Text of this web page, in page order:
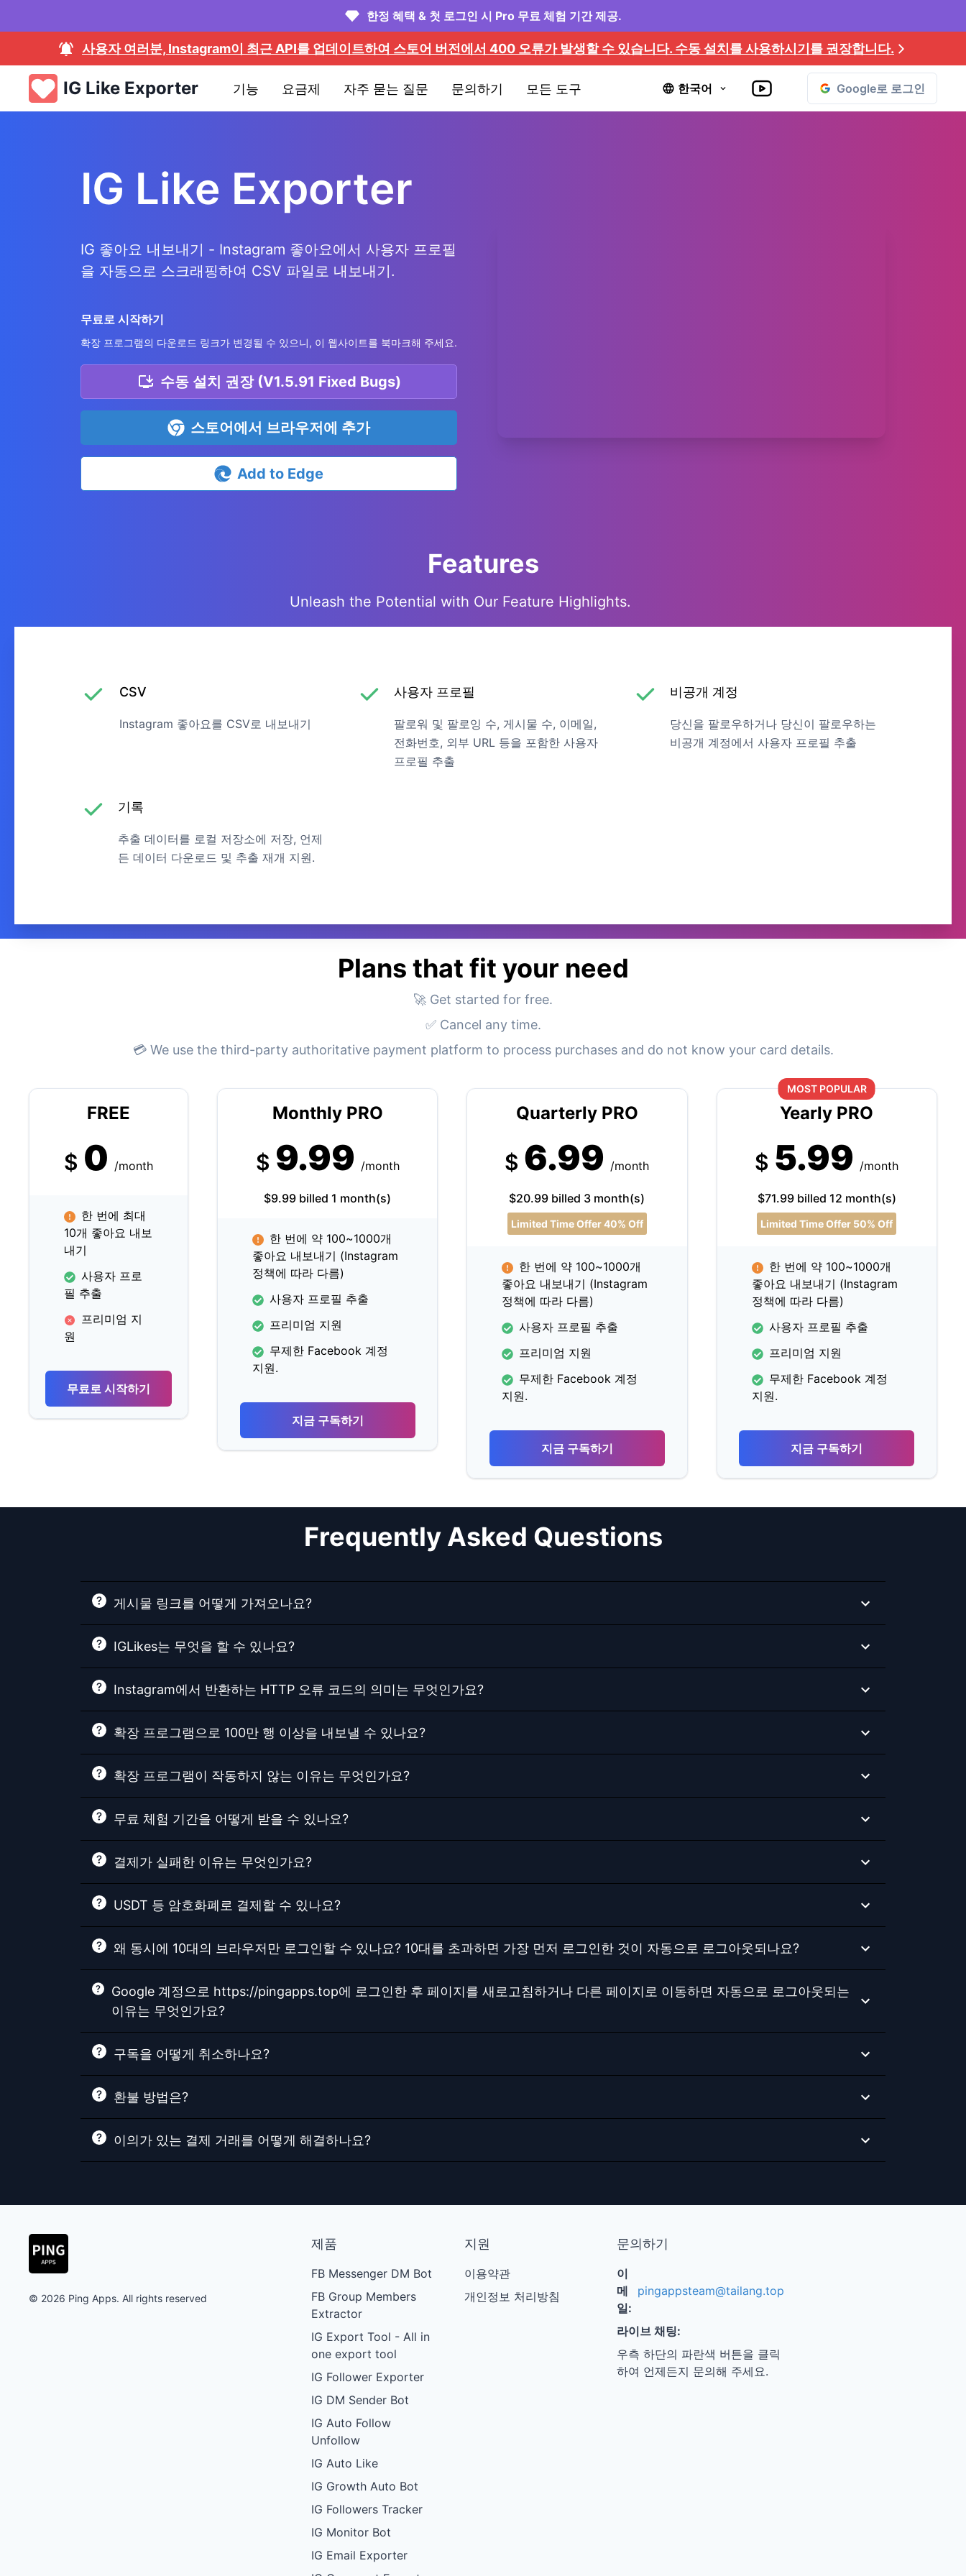
한정 혜택 & 첫 로그인 시 Pro 무료 체험 기간 제공.
사용자 여러분, Instagram이 최근 API를 업데이트하여 스토어 버전에서 400 오류가 발생할 수 있습니다. 수동 설치를 사용하시기를 권장합니다.
IG Like Exporter 기능 요금제 자주 묻는 질문 문의하기 모든 도구 한국어 Google로 로그인
IG Like Exporter
IG 좋아요 내보내기 - Instagram 좋아요에서 사용자 프로필
을 자동으로 스크래핑하여 CSV 파일로 내보내기.
무료로 시작하기
확장 프로그램의 다운로드 링크가 변경될 수 있으니, 이 웹사이트를 북마크해 주세요.
수동 설치 권장 (V1.5.91 Fixed Bugs)
스토어에서 브라우저에 추가
Add to Edge
Features
Unleash the Potential with Our Feature Highlights.
CSV
Instagram 좋아요를 CSV로 내보내기
사용자 프로필
팔로워 및 팔로잉 수, 게시물 수, 이메일,
전화번호, 외부 URL 등을 포함한 사용자
프로필 추출
비공개 계정
당신을 팔로우하거나 당신이 팔로우하는
비공개 계정에서 사용자 프로필 추출
기록
추출 데이터를 로컬 저장소에 저장, 언제
든 데이터 다운로드 및 추출 재개 지원.
Plans that fit your need
🚀 Get started for free.
✅ Cancel any time.
💳 We use the third-party authoritative payment platform to process purchases and do not know your card details.
FREE
$ 0 /month
한 번에 최대
10개 좋아요 내보
내기
사용자 프로
필 추출
프리미엄 지
원
무료로 시작하기
Monthly PRO
$ 9.99 /month
$9.99 billed 1 month(s)
한 번에 약 100~1000개
좋아요 내보내기 (Instagram
정책에 따라 다름)
사용자 프로필 추출
프리미엄 지원
무제한 Facebook 계정
지원.
지금 구독하기
Quarterly PRO
$ 6.99 /month
$20.99 billed 3 month(s)
Limited Time Offer 40% Off
한 번에 약 100~1000개
좋아요 내보내기 (Instagram
정책에 따라 다름)
사용자 프로필 추출
프리미엄 지원
무제한 Facebook 계정
지원.
지금 구독하기
MOST POPULAR
Yearly PRO
$ 5.99 /month
$71.99 billed 12 month(s)
Limited Time Offer 50% Off
한 번에 약 100~1000개
좋아요 내보내기 (Instagram
정책에 따라 다름)
사용자 프로필 추출
프리미엄 지원
무제한 Facebook 계정
지원.
지금 구독하기
Frequently Asked Questions
게시물 링크를 어떻게 가져오나요?
IGLikes는 무엇을 할 수 있나요?
Instagram에서 반환하는 HTTP 오류 코드의 의미는 무엇인가요?
확장 프로그램으로 100만 행 이상을 내보낼 수 있나요?
확장 프로그램이 작동하지 않는 이유는 무엇인가요?
무료 체험 기간을 어떻게 받을 수 있나요?
결제가 실패한 이유는 무엇인가요?
USDT 등 암호화폐로 결제할 수 있나요?
왜 동시에 10대의 브라우저만 로그인할 수 있나요? 10대를 초과하면 가장 먼저 로그인한 것이 자동으로 로그아웃되나요?
Google 계정으로 https://pingapps.top에 로그인한 후 페이지를 새로고침하거나 다른 페이지로 이동하면 자동으로 로그아웃되는
이유는 무엇인가요?
구독을 어떻게 취소하나요?
환불 방법은?
이의가 있는 결제 거래를 어떻게 해결하나요?
© 2026 Ping Apps. All rights reserved
제품
FB Messenger DM Bot
FB Group Members
Extractor
IG Export Tool - All in
one export tool
IG Follower Exporter
IG DM Sender Bot
IG Auto Follow
Unfollow
IG Auto Like
IG Growth Auto Bot
IG Followers Tracker
IG Monitor Bot
IG Email Exporter
지원
이용약관
개인정보 처리방침
문의하기
이
메
일:
pingappsteam@tailang.top
라이브 채팅:
우측 하단의 파란색 버튼을 클릭
하여 언제든지 문의해 주세요.